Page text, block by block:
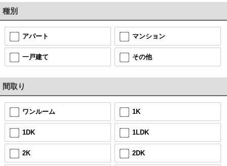
種別
アパート マンション
一戸建て その他
間取り
ワンルーム 1K
1DK 1LDK
2K 2DK